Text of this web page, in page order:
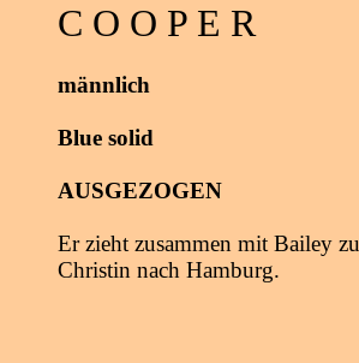
C O O P E R
männlich
Blue solid
AUSGEZOGEN
Er zieht zusammen mit Bailey zu
Christin nach Hamburg.